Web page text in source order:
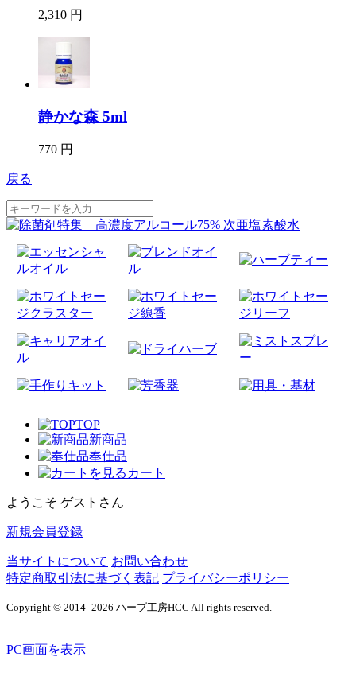
2,310 円
静かな森 5ml
770 円
戻る
TOP
新商品
奉仕品
カート
ようこそ ゲストさん
新規会員登録
当サイトについて お問い合わせ
特定商取引法に基づく表記 プライバシーポリシー
Copyright © 2014- 2026 ハーブ工房HCC All rights reserved.
PC画面を表示